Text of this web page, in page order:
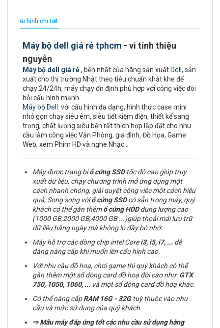
Cấu hình chi tiết
Máy bộ dell giá rẻ tphcm - vi tính thiệu
nguyễn
Máy bộ dell giá rẻ, bền nhất của hãng sản xuất Dell , sản
xuất cho thị trường Nhật theo tiêu chuẩn khắt khe để
chạy 24/24h, máy chạy ổn định phù hợp với công việc đòi
hỏi cấu hình mạnh.
Máy bộ Dell
với cấu hình đa dạng, hình thức case mini
nhỏ gọn chạy siêu êm, siêu tiết kiệm điện, thiết kế sang
trọng, chất lượng siêu bền rất thích hợp lắp đặt cho nhu
cầu làm công việc Văn Phòng, gia đình, Đồ Họa, Game
Web, xem Phim HD và nghe Nhạc…
Máy được trang bịổ cứng SSDtốc độ cao giúp truy
xuất dữ liệu, chạy chương trình mở ứng dụng một
cách nhanh chóng, giải quyết công việc một cách hiệu
quả, Song song vớiổ cứng SSDcó sẵn trong máy, quý
khách có thể gắn thêmổ cứng HDDdung lượng cao
(1000 GB,2000 GB,4000 GB ...)giúp thoải mái lưu trữ
dữ liệu hằng ngày mà không lo đầy bộ nhớ.
Máy hỗ trợ các dòng chip intel Corei3, i5, i7, ... dễ
dàng nâng cấp khi muốn lên cấu hình cao.
Với nhu cầu đồ hoạ, chơi game thì quý khách có thể
gắn thêm một số dòng card đồ hoạ đời cao như:GTX
750, 1050, 1060, ... và một số dòng card đồ hoạ khác.
Có thể nâng cấpRAM 16G - 32Gtuỳ thuộc vào nhu
cầu và mức sử dụng của quý khách.
⇒Mẫu máy đáp ứng tốt các nhu cầu sử dụng hằng